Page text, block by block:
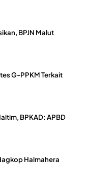
BPJN Malut
G-PPKM Terkait
BPKAD: APBD
Halmahera